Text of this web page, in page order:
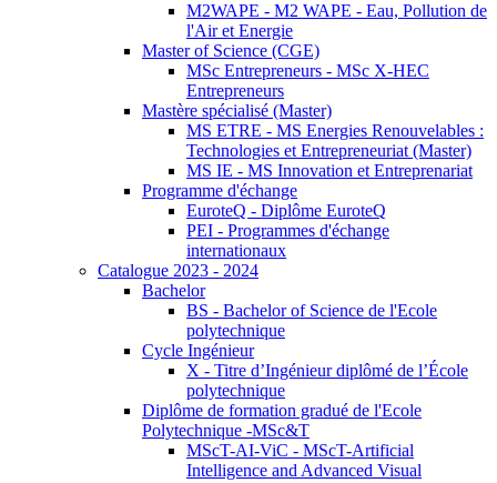
M2WAPE - M2 WAPE - Eau, Pollution de
l'Air et Energie
Master of Science (CGE)
MSc Entrepreneurs - MSc X-HEC
Entrepreneurs
Mastère spécialisé (Master)
MS ETRE - MS Energies Renouvelables :
Technologies et Entrepreneuriat (Master)
MS IE - MS Innovation et Entreprenariat
Programme d'échange
EuroteQ - Diplôme EuroteQ
PEI - Programmes d'échange
internationaux
Catalogue 2023 - 2024
Bachelor
BS - Bachelor of Science de l'Ecole
polytechnique
Cycle Ingénieur
X - Titre d’Ingénieur diplômé de l’École
polytechnique
Diplôme de formation gradué de l'Ecole
Polytechnique -MSc&T
MScT-AI-ViC - MScT-Artificial
Intelligence and Advanced Visual